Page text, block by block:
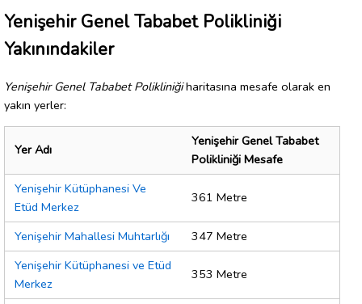
Yenişehir Genel Tababet Polikliniği
Yakınındakiler
Yenişehir Genel Tababet Polikliniğiharitasına mesafe olarak en
yakın yerler:
Yer Adı
Yenişehir Genel Tababet
Polikliniği Mesafe
Yenişehir Kütüphanesi Ve
Etüd Merkez
361 Metre
Yenişehir Mahallesi Muhtarlığı
347 Metre
Yenişehir Kütüphanesi ve Etüd
Merkez
353 Metre